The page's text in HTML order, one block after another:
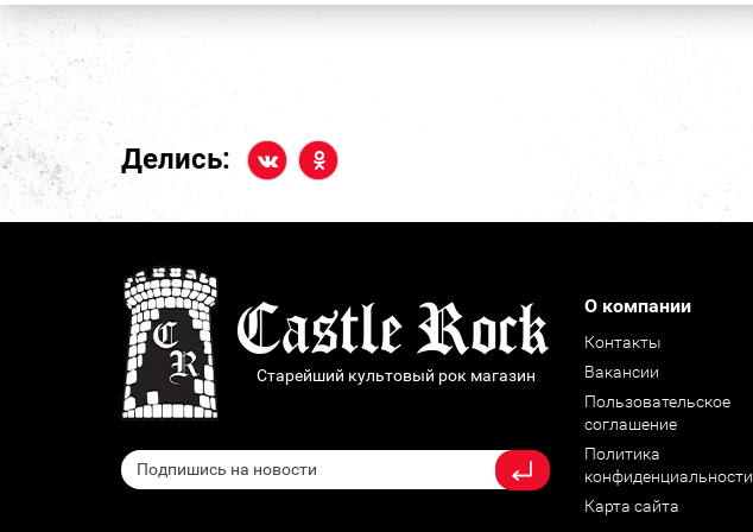
Делись:
Старейший культовый рок магазин
О компании
Контакты
Вакансии
Пользовательское
соглашение
Политика
конфиденциальности
Карта сайта